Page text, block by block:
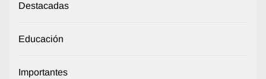
Destacadas
Educación
Importantes